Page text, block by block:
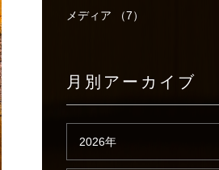
メディア （7）
月別アーカイブ
2026年